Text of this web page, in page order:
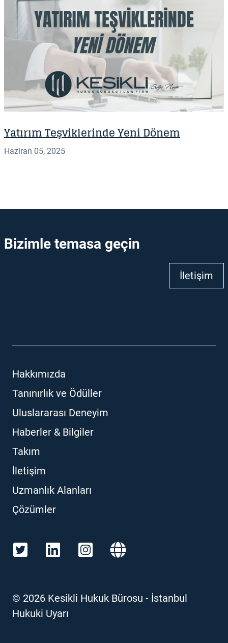
Yatırım Teşviklerinde Yeni Dönem
Haziran 05, 2025
Bizimle temasa geçin
İletişim
Hakkımızda
Tanınırlık ve Ödüller
Uluslararası Deneyim
Haberler & Bilgiler
Takım
İletişim
Uzmanlık Alanları
Çözümler
© 2026 Kesikli Hukuk Bürosu - İstanbul
Hukuki Uyarı